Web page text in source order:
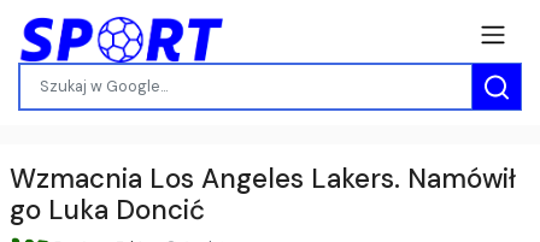
Wzmacnia Los Angeles Lakers. Namówił
go Luka Doncić